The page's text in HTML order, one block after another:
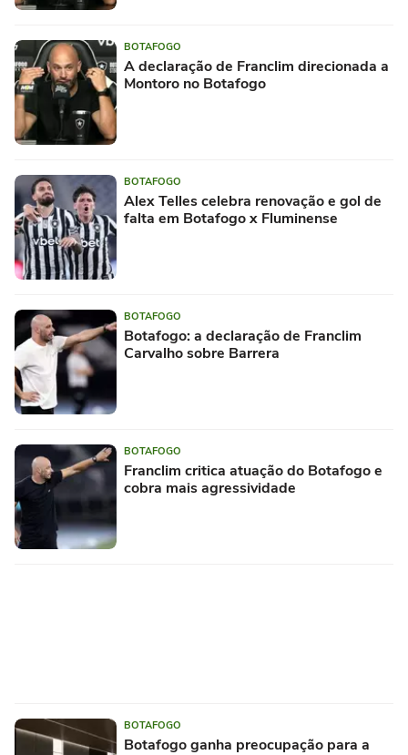
BOTAFOGO
A declaração de Franclim direcionada a
Montoro no Botafogo
BOTAFOGO
Alex Telles celebra renovação e gol de
falta em Botafogo x Fluminense
BOTAFOGO
Botafogo: a declaração de Franclim
Carvalho sobre Barrera
BOTAFOGO
Franclim critica atuação do Botafogo e
cobra mais agressividade
BOTAFOGO
Botafogo ganha preocupação para a